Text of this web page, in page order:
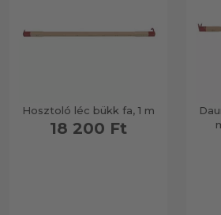
Hosztoló léc bükk fa, 1 m
18 200 Ft